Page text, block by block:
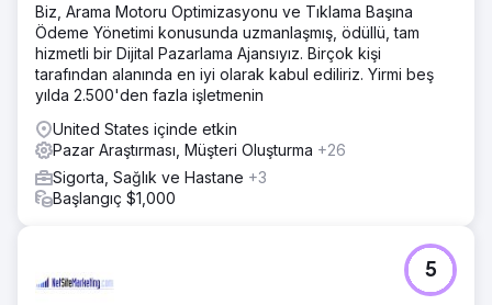
Biz, Arama Motoru Optimizasyonu ve Tıklama Başına
Ödeme Yönetimi konusunda uzmanlaşmış, ödüllü, tam
hizmetli bir Dijital Pazarlama Ajansıyız. Birçok kişi
tarafından alanında en iyi olarak kabul ediliriz. Yirmi beş
yılda 2.500'den fazla işletmenin
United States içinde etkin
Pazar Araştırması, Müşteri Oluşturma +26
Sigorta, Sağlık ve Hastane +3
Başlangıç $1,000
5